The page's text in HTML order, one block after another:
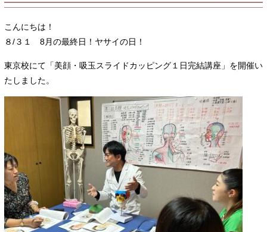
こんにちは！
８/３１ 8月の最終日！ヤサイの日！
東京校にて「美顔・吸玉スライドカッピング１日完結講座」を開催い
たしました。